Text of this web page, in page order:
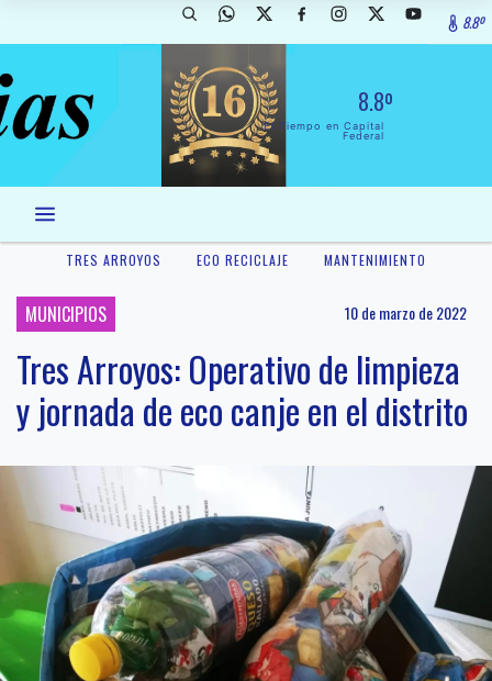
8.8º
8.8º
El Tiempo en Capital
Federal
TRES ARROYOS ECO RECICLAJE MANTENIMIENTO
MUNICIPIOS 10 de marzo de 2022
Tres Arroyos: Operativo de limpieza
y jornada de eco canje en el distrito